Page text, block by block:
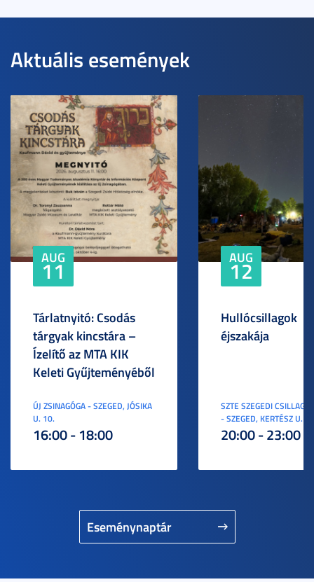
Aktuális események
Eseménynaptár
AUG
11
Tárlatnyitó: Csodás
tárgyak kincstára –
Ízelítő az MTA KIK
Keleti Gyűjteményéből
ÚJ ZSINAGÓGA - SZEGED, JÓSIKA
U. 10.
16:00 - 18:00
AUG
12
Hullócsillagok
éjszakája
SZTE SZEGEDI
- SZEGED, KERTÉSZ U. 3.
20:00 - 23:00